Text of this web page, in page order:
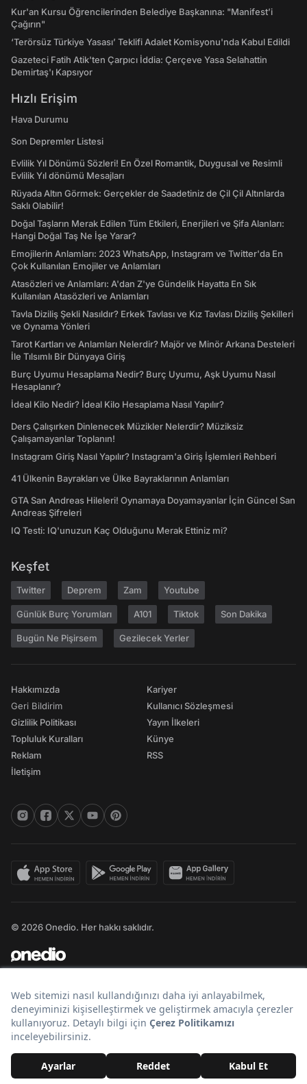
Kur'an Kursu Öğrencilerinden Belediye Başkanına: "Manifest’i
Çağırın"
‘Terörsüz Türkiye Yasası’ Teklifi Adalet Komisyonu'nda Kabul Edildi
Gazeteci Fatih Atik'ten Çarpıcı İddia: Çerçeve Yasa Selahattin
Demirtaş'ı Kapsıyor
Hızlı Erişim
Hava Durumu
Son Depremler Listesi
Evlilik Yıl Dönümü Sözleri! En Özel Romantik, Duygusal ve Resimli
Evlilik Yıl dönümü Mesajları
Rüyada Altın Görmek: Gerçekler de Saadetiniz de Çil Çil Altınlarda
Saklı Olabilir!
Doğal Taşların Merak Edilen Tüm Etkileri, Enerjileri ve Şifa Alanları:
Hangi Doğal Taş Ne İşe Yarar?
Emojilerin Anlamları: 2023 WhatsApp, Instagram ve Twitter'da En
Çok Kullanılan Emojiler ve Anlamları
Atasözleri ve Anlamları: A'dan Z'ye Gündelik Hayatta En Sık
Kullanılan Atasözleri ve Anlamları
Tavla Diziliş Şekli Nasıldır? Erkek Tavlası ve Kız Tavlası Diziliş Şekilleri
ve Oynama Yönleri
Tarot Kartları ve Anlamları Nelerdir? Majör ve Minör Arkana Desteleri
İle Tılsımlı Bir Dünyaya Giriş
Burç Uyumu Hesaplama Nedir? Burç Uyumu, Aşk Uyumu Nasıl
Hesaplanır?
İdeal Kilo Nedir? İdeal Kilo Hesaplama Nasıl Yapılır?
Ders Çalışırken Dinlenecek Müzikler Nelerdir? Müziksiz
Çalışamayanlar Toplanın!
Instagram Giriş Nasıl Yapılır? Instagram'a Giriş İşlemleri Rehberi
41 Ülkenin Bayrakları ve Ülke Bayraklarının Anlamları
GTA San Andreas Hileleri! Oynamaya Doyamayanlar İçin Güncel San
Andreas Şifreleri
IQ Testi: IQ'unuzun Kaç Olduğunu Merak Ettiniz mi?
Keşfet
Twitter Deprem Zam Youtube
Günlük Burç Yorumları A101 Tiktok Son Dakika
Bugün Ne Pişirsem Gezilecek Yerler
Hakkımızda
Geri Bildirim
Gizlilik Politikası
Topluluk Kuralları
Reklam
İletişim
Kariyer
Kullanıcı Sözleşmesi
Yayın İlkeleri
Künye
RSS
© 2026 Onedio. Her hakkı saklıdır.
Bir markasıdır.